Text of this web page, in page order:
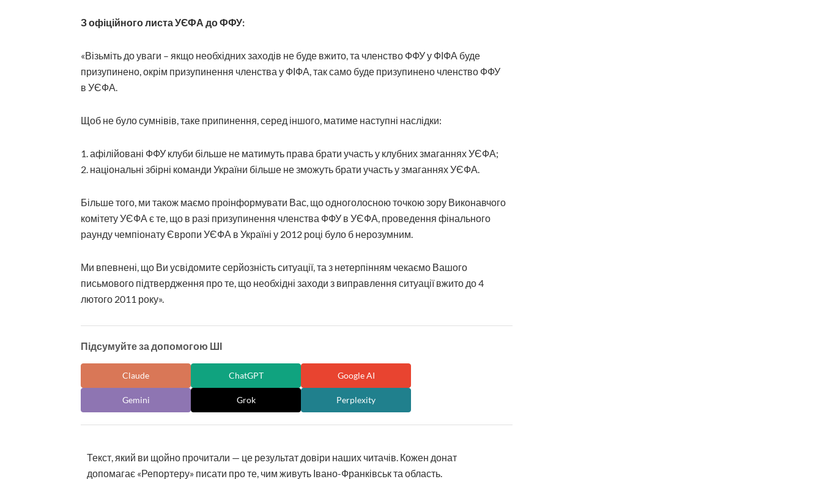
З офіційного листа УЄФА до ФФУ:
«Візьміть до уваги – якщо необхідних заходів не буде вжито, та членство ФФУ у ФІФА буде
призупинено, окрім призупинення членства у ФІФА, так само буде призупинено членство ФФУ
в УЄФА.
Щоб не було сумнівів, таке припинення, серед іншого, матиме наступні наслідки:
1. афілійовані ФФУ клуби більше не матимуть права брати участь у клубних змаганнях УЄФА;
2. національні збірні команди України більше не зможуть брати участь у змаганнях УЄФА.
Більше того, ми також маємо проінформувати Вас, що одноголосною точкою зору Виконавчого
комітету УЄФА є те, що в разі призупинення членства ФФУ в УЄФА, проведення фінального
раунду чемпіонату Європи УЄФА в Україні у 2012 році було б нерозумним.
Ми впевнені, що Ви усвідомите серйозність ситуації, та з нетерпінням чекаємо Вашого
письмового підтвердження про те, що необхідні заходи з виправлення ситуації вжито до 4
лютого 2011 року».
Підсумуйте за допомогою ШІ
Claude ChatGPT Google AI
Gemini Grok Perplexity
Текст, який ви щойно прочитали — це результат довіри наших читачів. Кожен донат
допомагає «Репортеру» писати про те, чим живуть Івано-Франківськ та область.